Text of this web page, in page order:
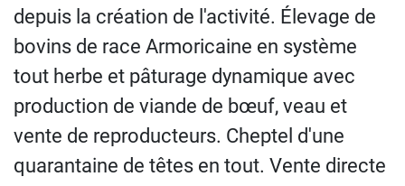
depuis la création de l'activité. Élevage de
bovins de race Armoricaine en système
tout herbe et pâturage dynamique avec
production de viande de bœuf, veau et
vente de reproducteurs. Cheptel d'une
quarantaine de têtes en tout. Vente directe